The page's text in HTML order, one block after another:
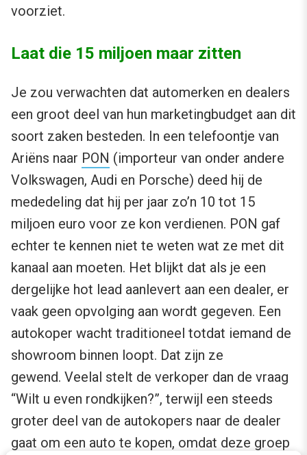
voorziet.
Laat die 15 miljoen maar zitten
Je zou verwachten dat automerken en dealers
een groot deel van hun marketingbudget aan dit
soort zaken besteden. In een telefoontje van
Ariëns naar PON (importeur van onder andere
Volkswagen, Audi en Porsche) deed hij de
mededeling dat hij per jaar zo’n 10 tot 15
miljoen euro voor ze kon verdienen. PON gaf
echter te kennen niet te weten wat ze met dit
kanaal aan moeten. Het blijkt dat als je een
dergelijke hot lead aanlevert aan een dealer, er
vaak geen opvolging aan wordt gegeven. Een
autokoper wacht traditioneel totdat iemand de
showroom binnen loopt. Dat zijn ze
gewend. Veelal stelt de verkoper dan de vraag
“Wilt u even rondkijken?”, terwijl een steeds
groter deel van de autokopers naar de dealer
gaat om een auto te kopen, omdat deze groep